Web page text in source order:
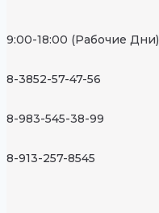
9:00-18:00 (Рабочие Дни)
8-3852-57-47-56
8-983-545-38-99
8-913-257-8545